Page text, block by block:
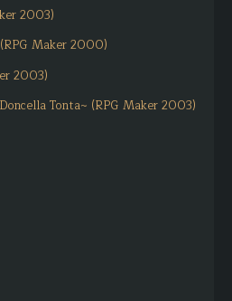
2003)
Maker 2000)
2003)
Tonta~ (RPG Maker 2003)